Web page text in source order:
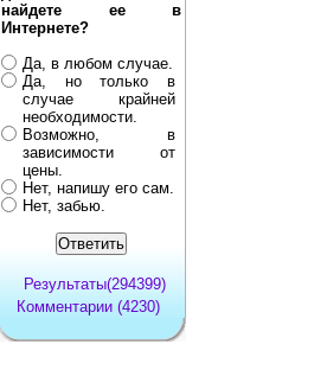
найдете ее в
Интернете?
Да, в любом случае.
Да, но только в
случае крайней
необходимости.
Возможно, в
зависимости от
цены.
Нет, напишу его сам.
Нет, забью.
Результаты(294399)
Комментарии (4230)